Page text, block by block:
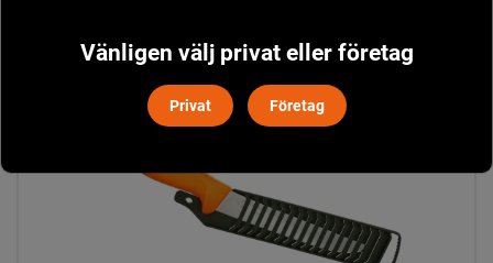
Vänligen välj privat eller företag
Privat Företag